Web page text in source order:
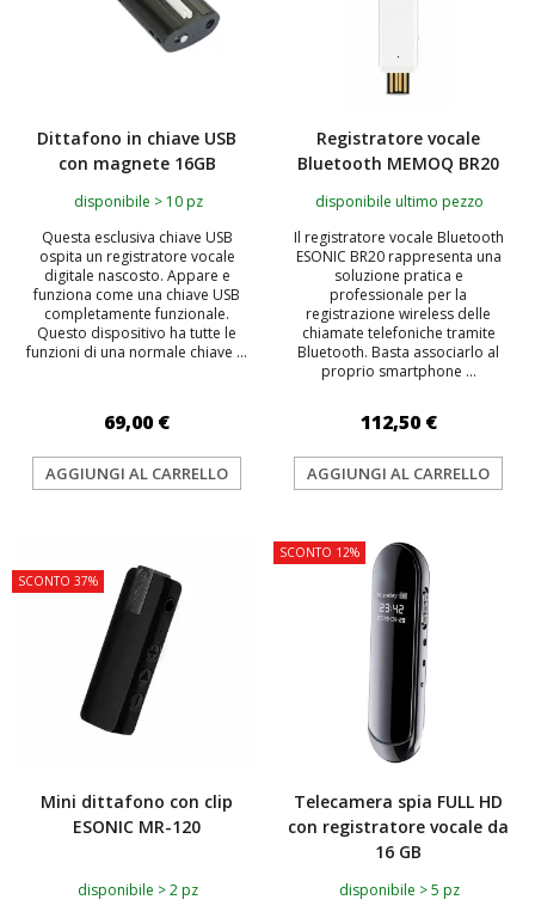
Dittafono in chiave USB
con magnete 16GB
disponibile > 10 pz
Questa esclusiva chiave USB
ospita un registratore vocale
digitale nascosto. Appare e
funziona come una chiave USB
completamente funzionale.
Questo dispositivo ha tutte le
funzioni di una normale chiave ...
69,00 €
AGGIUNGI AL CARRELLO
Registratore vocale
Bluetooth MEMOQ BR20
disponibile ultimo pezzo
Il registratore vocale Bluetooth
ESONIC BR20 rappresenta una
soluzione pratica e
professionale per la
registrazione wireless delle
chiamate telefoniche tramite
Bluetooth. Basta associarlo al
proprio smartphone ...
112,50 €
AGGIUNGI AL CARRELLO
SCONTO 37%
Mini dittafono con clip
ESONIC MR-120
disponibile > 2 pz
SCONTO 12%
Telecamera spia FULL HD
con registratore vocale da
16 GB
disponibile > 5 pz